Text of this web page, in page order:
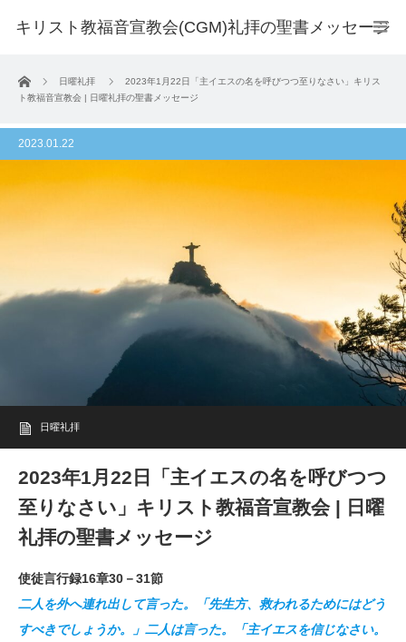
キリスト教福音宣教会(CGM)礼拝の聖書メッセージ
ホーム 日曜礼拝
2023年1月22日「主イエスの名を呼びつつ至りなさい」キリス
ト教福音宣教会 | 日曜礼拝の聖書メッセージ
2023.01.22
日曜礼拝
2023年1月22日「主イエスの名を呼びつつ
至りなさい」キリスト教福音宣教会 | 日曜
礼拝の聖書メッセージ
使徒言行録16章30－31節
二人を外へ連れ出して言った。「先生方、救われるためにはどう
すべきでしょうか。」二人は言った。「主イエスを信じなさい。